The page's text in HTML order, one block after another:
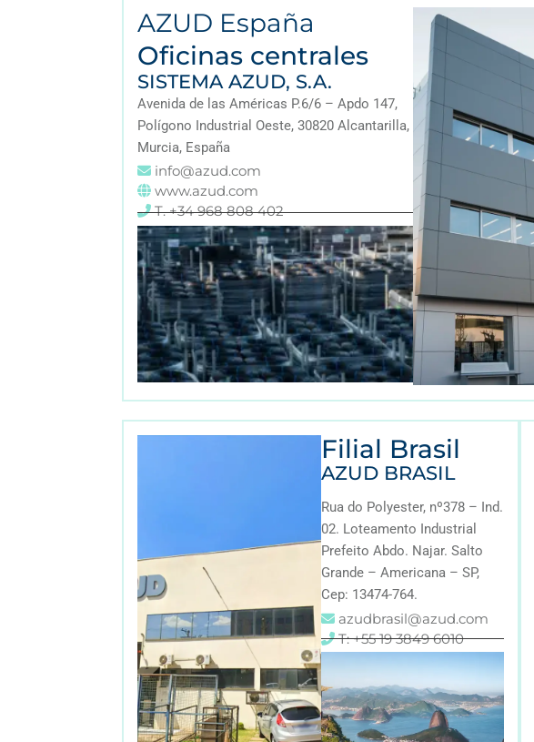
AZUD España
Oficinas centrales
SISTEMA AZUD, S.A.
Avenida de las Américas P.6/6 – Apdo 147,
Polígono Industrial Oeste, 30820 Alcantarilla,
Murcia, España
info@azud.com
www.azud.com
T. +34 968 808 402
Filial Brasil
AZUD BRASIL
Rua do Polyester, nº378 – Ind.
02. Loteamento Industrial
Prefeito Abdo. Najar. Salto
Grande – Americana – SP,
Cep: 13474-764.
azudbrasil@azud.com
T: +55 19 3849 6010